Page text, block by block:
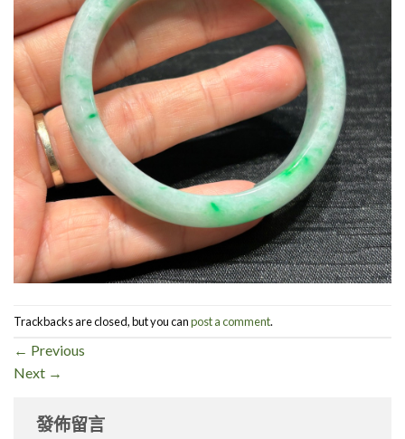
Trackbacks are closed, but you canpost a comment.
← Previous
Next →
發佈留言